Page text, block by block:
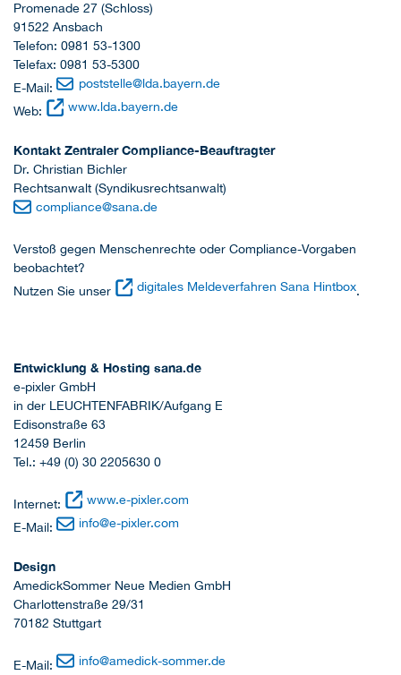
Promenade 27 (Schloss)
91522 Ansbach
Telefon: 0981 53-1300
Telefax: 0981 53-5300
E-Mail:
poststelle@lda.bayern.de
Web:
www.lda.bayern.de
Kontakt Zentraler Compliance-Beauftragter
Dr. Christian Bichler
Rechtsanwalt (Syndikusrechtsanwalt)
compliance@sana.de
Verstoß gegen Menschenrechte oder Compliance-Vorgaben
beobachtet?
Nutzen Sie unser
digitales Meldeverfahren Sana Hintbox.
Entwicklung & Hosting sana.de
e-pixler GmbH
in der LEUCHTENFABRIK/Aufgang E
Edisonstraße 63
12459 Berlin
Tel.: +49 (0) 30 2205630 0
Internet:
www.e-pixler.com
E-Mail:
info@e-pixler.com
Design
AmedickSommer Neue Medien GmbH
Charlottenstraße 29/31
70182 Stuttgart
E-Mail: info@amedick-sommer.de